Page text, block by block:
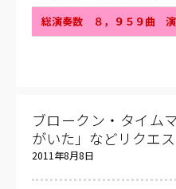
総演奏数 ８，９５９曲
ブロークン・タイム
がいた」などリクエ
2011年8月8日